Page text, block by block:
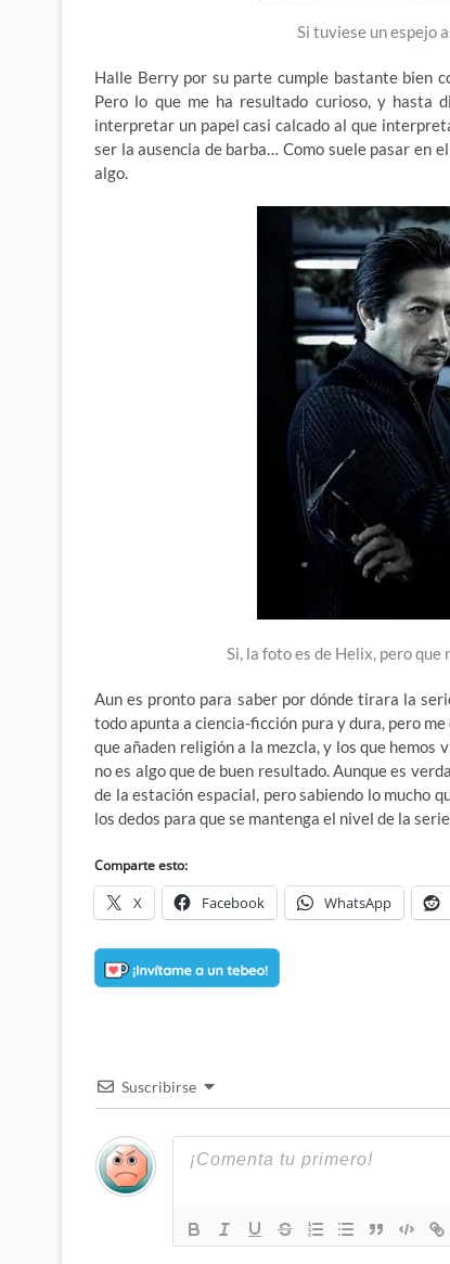
Si tuviese un espejo
Halle Berry por su parte cumple bastante bien
Pero lo que me ha resultado curioso, y hasta
interpretar un papel casi calcado al que
ser la ausencia de barba… Como suele pasar en
algo.
Si, la foto es de Helix, pero
Aun es pronto para saber por dónde tirara la
todo apunta a ciencia-ficción pura y dura, pero
que añaden religión a la mezcla, y los que
no es algo que de buen resultado. Aunque es
de la estación espacial, pero sabiendo lo mucho
los dedos para que se mantenga el nivel de la
Comparte esto:
X Facebook WhatsApp
Suscribirse